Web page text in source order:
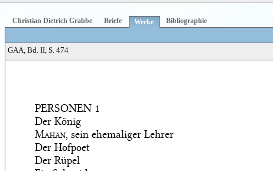
Christian Dietrich Grabbe Briefe Werke
Bibliographie
GAA, Bd. II, S. 474
PERSONEN 1
Der König
Mahan, sein ehemaliger Lehrer
Der Hofpoet
Der Rüpel